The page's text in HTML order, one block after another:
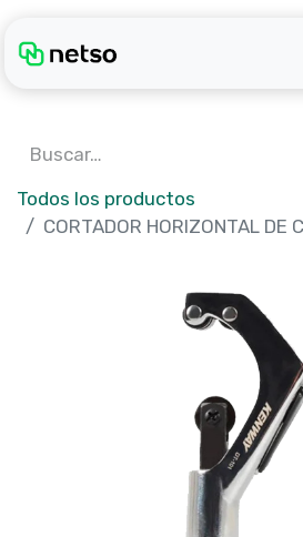
Todos los productos
CORTADOR HORIZONTAL DE